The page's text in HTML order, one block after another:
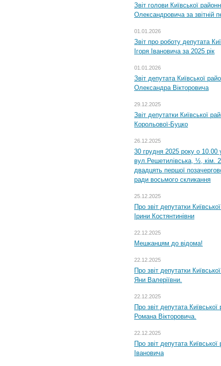
Звіт голови Київської
Олександровича за звітній
01.01.2026
Звіт про роботу депутата
Ігоря Івановича за 2025 рік
01.01.2026
Звіт депутата Київської
Олександра Вікторовича
29.12.2025
Звіт депутатки Київської
Корольової-Буцко
26.12.2025
30 грудня 2025 року о 10.00
вул.Решетилівська, ½, кім.
двадцять першої
ради восьмого скликання
25.12.2025
Про звіт депутатки
Ірини Костянтинівни
22.12.2025
Мешканцям до відома!
22.12.2025
Про звіт депутатки
Яни Валеріївни.
22.12.2025
Про звіт депутата
Романа Вікторовича.
22.12.2025
Про звіт депутата
Івановича